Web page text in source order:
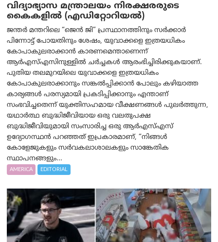
വിദ്യാഭ്യാസ മന്ത്രാലയം നിരക്ഷരരുടെ
കൈകളിൽ (എഡിറ്റോറിയല്‍)
ജന്തർ മന്തറിലെ “ജെൻ ജി” പ്രസ്ഥാനത്തിനും സർക്കാർ
പിന്നോട്ട് പോയതിനും ശേഷം, യുവാക്കളെ ഇത്രയധികം
കോപാകുലരാക്കാൻ കാരണമെന്താണെന്ന്
ആർ‌എസ്‌എസിനുള്ളിൽ ചർച്ചകൾ ആരംഭിച്ചിരിക്കുകയാണ്.
പുതിയ തലമുറയിലെ യുവാക്കളെ ഇത്രയധികം
കോപാകുലരാക്കാനും സങ്കൽപ്പിക്കാൻ പോലും കഴിയാത്ത
കാര്യങ്ങൾ പരസ്യമായി പ്രകടിപ്പിക്കാനും എന്താണ്
സംഭവിച്ചതെന്ന് യുക്തിസഹമായ വീക്ഷണങ്ങൾ പുലർത്തുന്ന,
യഥാർത്ഥ ബുദ്ധിജീവിയായ ഒരു വലതുപക്ഷ
ബുദ്ധിജീവിയുമായി സംസാരിച്ച ഒരു ആർ‌എസ്‌എസ്
ഉദ്യോഗസ്ഥൻ പറഞ്ഞത് ഇപ്രകാരമാണ്, “നിങ്ങൾ
കോളേജുകളും സർവകലാശാലകളും സാങ്കേതിക
സ്ഥാപനങ്ങളും...
AMERICA EDITORIAL